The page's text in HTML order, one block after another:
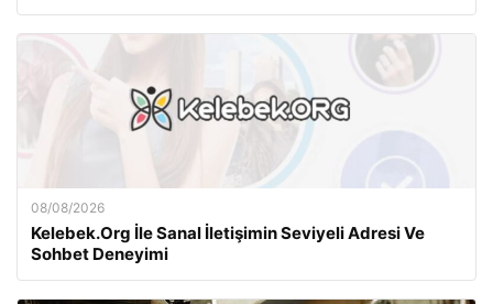
08/08/2026
Kelebek.Org İle Sanal İletişimin Seviyeli Adresi Ve
Sohbet Deneyimi